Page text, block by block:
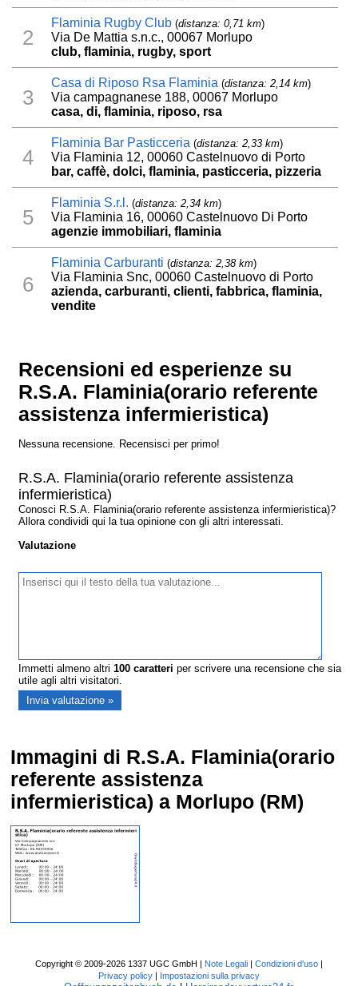
2
Flaminia Rugby Club (distanza: 0,71 km)
Via De Mattia s.n.c., 00067 Morlupo
club, flaminia, rugby, sport
3
Casa di Riposo Rsa Flaminia (distanza: 2,14 km)
Via campagnanese 188, 00067 Morlupo
casa, di, flaminia, riposo, rsa
4
Flaminia Bar Pasticceria (distanza: 2,33 km)
Via Flaminia 12, 00060 Castelnuovo di Porto
bar, caffè, dolci, flaminia, pasticceria, pizzeria
5
Flaminia S.r.l. (distanza: 2,34 km)
Via Flaminia 16, 00060 Castelnuovo Di Porto
agenzie immobiliari, flaminia
6
Flaminia Carburanti (distanza: 2,38 km)
Via Flaminia Snc, 00060 Castelnuovo di Porto
azienda, carburanti, clienti, fabbrica, flaminia,
vendite
Recensioni ed esperienze su
R.S.A. Flaminia(orario referente
assistenza infermieristica)
Nessuna recensione. Recensisci per primo!
R.S.A. Flaminia(orario referente assistenza
infermieristica)
Conosci R.S.A. Flaminia(orario referente assistenza infermieristica)?
Allora condividi qui la tua opinione con gli altri interessati.
Valutazione
Immetti almeno altri100 caratteri per scrivere una recensione che sia
utile agli altri visitatori.
Immagini di R.S.A. Flaminia(orario
referente assistenza
infermieristica) a Morlupo (RM)
Copyright © 2009-2026 1337 UGC GmbH | Note Legali| Condizioni d'uso|
Privacy policy| Impostazioni sulla privacy